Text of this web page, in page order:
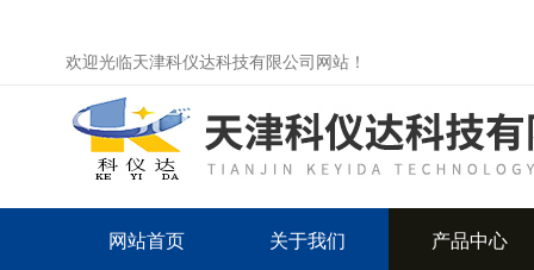
欢迎光临天津科仪达科技有限公司网站！
网站首页 关于我们 产品中心